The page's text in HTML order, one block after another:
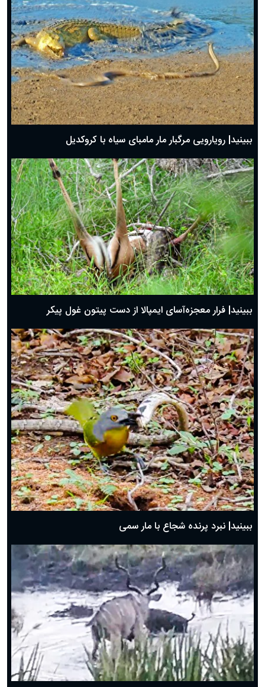
ببینید| رویارویی مرگبار مار مامبای سیاه با کروکدیل
ببینید| فرار معجزه‌آسای ایمپالا از دست پیتون غول پیکر
ببینید| نبرد پرنده شجاع با مار سمی